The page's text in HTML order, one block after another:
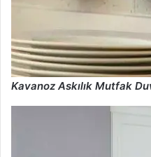
Kavanoz Askılık Mutfak